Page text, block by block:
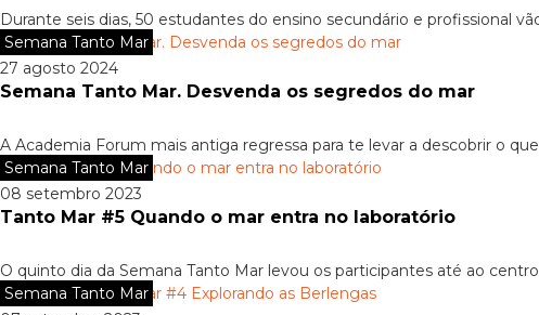
Durante seis dias, 50 estudantes do ensino secundário e profissional
Semana Tanto Mar
27 agosto 2024
Semana Tanto Mar. Desvenda os segredos do mar
A Academia Forum mais antiga regressa para te levar a descobrir o
Semana Tanto Mar
08 setembro 2023
Tanto Mar #5 Quando o mar entra no laboratório
O quinto dia da Semana Tanto Mar levou os participantes até ao
Semana Tanto Mar